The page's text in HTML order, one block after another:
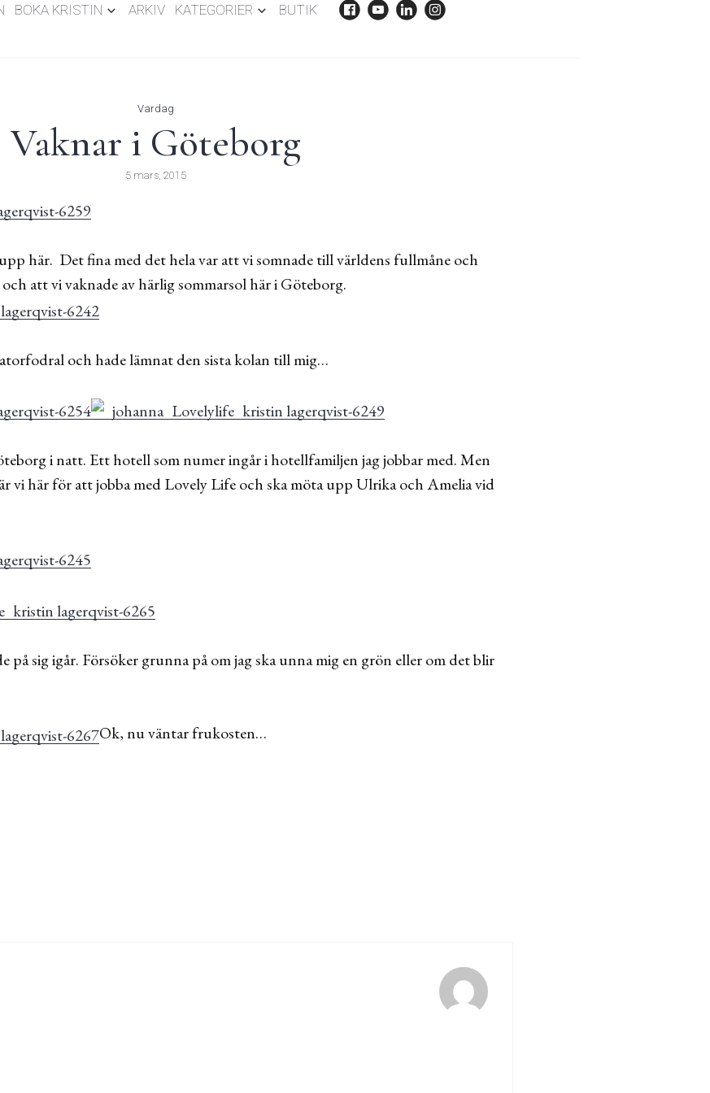
BOKA KRISTIN ARKIV KATEGORIER BUTIK
Vardag
Vaknar i Göteborg
5 mars, 2015
här. Det fina med det hela var att vi somnade till världens fullmåne och
att vi vaknade av härlig sommarsol här i Göteborg.
och hade lämnat den sista kolan till mig…
i natt. Ett hotell som numer ingår i hotellfamiljen jag jobbar med. Men
vi här för att jobba med Lovely Life och ska möta upp Ulrika och Amelia vid
på sig igår. Försöker grunna på om jag ska unna mig en grön eller om det blir
Ok, nu väntar frukosten…